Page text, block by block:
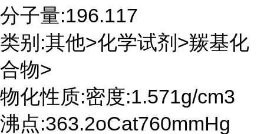
分子量:196.117
类别:其他>化学试剂>羰基化
合物>
物化性质:密度:1.571g/cm3
沸点:363.2oCat760mmHg